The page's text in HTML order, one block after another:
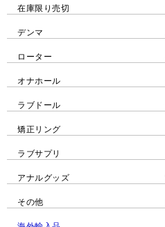
在庫限り売切
デンマ
ローター
オナホール
ラブドール
矯正リング
ラブサプリ
アナルグッズ
その他